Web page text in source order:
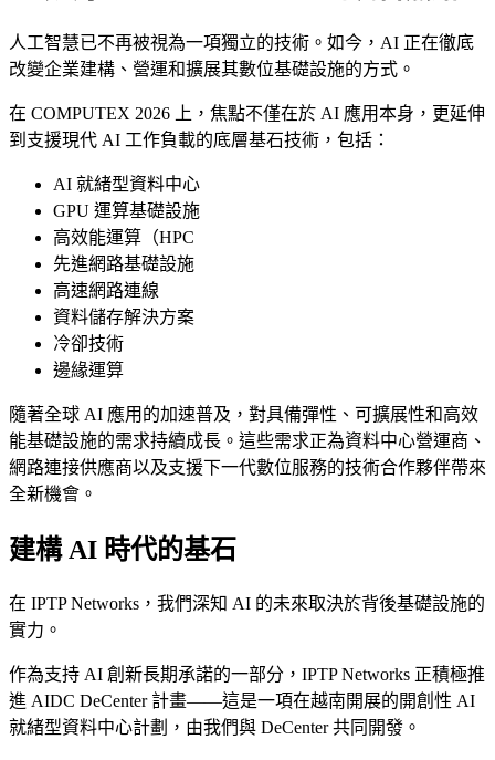
人工智慧已不再被視為一項獨立的技術。如今，AI 正在徹底
改變企業建構、營運和擴展其數位基礎設施的方式。
在 COMPUTEX 2026 上，焦點不僅在於 AI 應用本身，更延伸
到支援現代 AI 工作負載的底層基石技術，包括：
AI 就緒型資料中心
GPU 運算基礎設施
高效能運算（HPC
先進網路基礎設施
高速網路連線
資料儲存解決方案
冷卻技術
邊緣運算
隨著全球 AI 應用的加速普及，對具備彈性、可擴展性和高效
能基礎設施的需求持續成長。這些需求正為資料中心營運商、
網路連接供應商以及支援下一代數位服務的技術合作夥伴帶來
全新機會。
建構 AI 時代的基石
在 IPTP Networks，我們深知 AI 的未來取決於背後基礎設施的
實力。
作為支持 AI 創新長期承諾的一部分，IPTP Networks 正積極推
進 AIDC DeCenter 計畫——這是一項在越南開展的開創性 AI
就緒型資料中心計劃，由我們與 DeCenter 共同開發。